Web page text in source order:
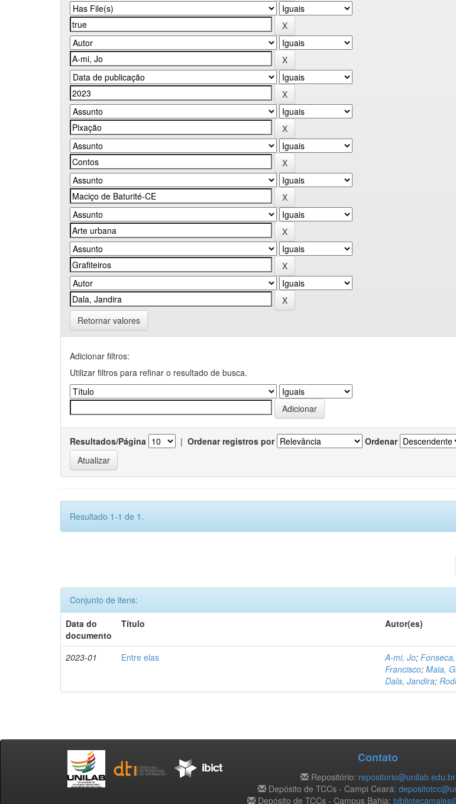
Retornar valores
Adicionar filtros:
Utilizar filtros para refinar o resultado de busca.
Resultados/Página | Ordenar registros por Ordenar
Resultado 1-1 de 1.
Conjunto de itens:
Data do
documento
Título Autor(es)
2023-01 Entre elas A-mi, Jo;
Francisco;Maia,
Dala, Jandira;
Contato
Repositório: repositorio@unilab.edu.br
Depósito de TCCs - Campi Ceará:
Depósito de TCCs - Campus Bahia: